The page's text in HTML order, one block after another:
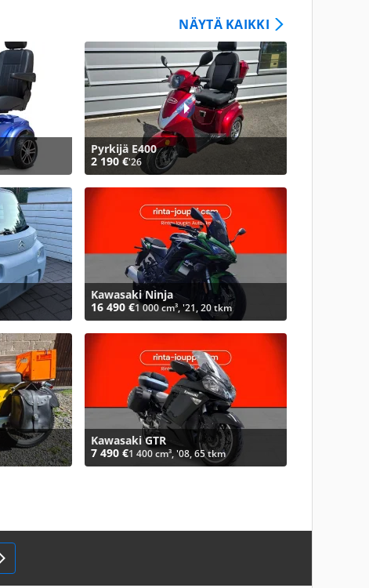
NÄYTÄ KAIKKI
Pyrkijä E400
2 190 €'26
Kawasaki Ninja
16 490 €1 000 cm³, '21, 20 tkm
Kawasaki GTR
7 490 €1 400 cm³, '08, 65 tkm